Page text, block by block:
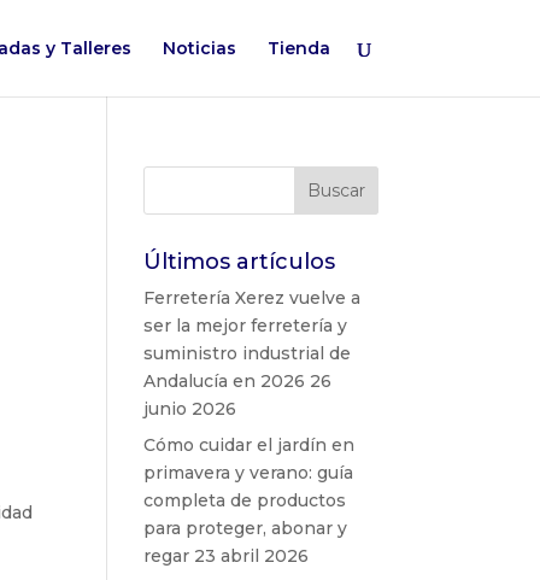
y Talleres Noticias Tienda
Últimos artículos
Ferretería Xerez vuelve a
ser la mejor ferretería y
suministro industrial de
Andalucía en 2026 26
junio 2026
Cómo cuidar el jardín en
primavera y verano: guía
completa de productos
para proteger, abonar y
regar 23 abril 2026